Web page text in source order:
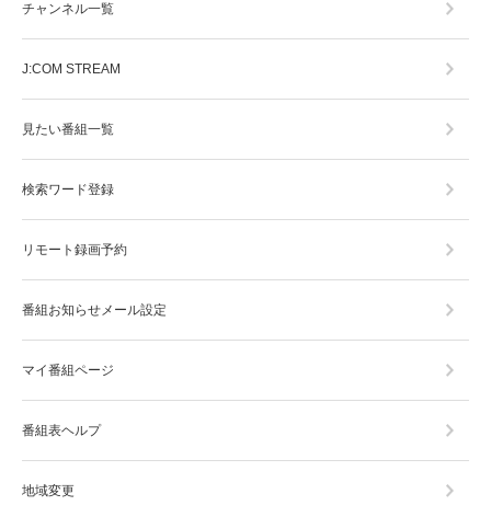
チャンネル一覧
J:COM STREAM
見たい番組一覧
検索ワード登録
リモート録画予約
番組お知らせメール設定
マイ番組ページ
番組表ヘルプ
地域変更